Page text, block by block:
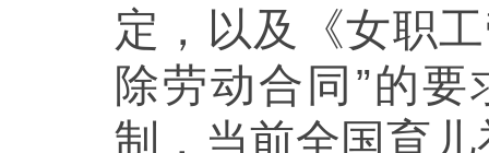
定，以及《女职
除劳动合同”的
制，当前全国育